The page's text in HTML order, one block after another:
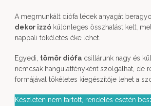
A megmunkált diófa lécek anyagát
dekor izzó különleges összhatást kelt,
nappali tökéletes éke lehet.
Egyedi, tömör diófa csillárunk nagy és
nemcsak hangulatfényként szolgálhat, de
formájával tökéletes kiegészítője lehet a
Készleten nem tartott, rendelés esetén